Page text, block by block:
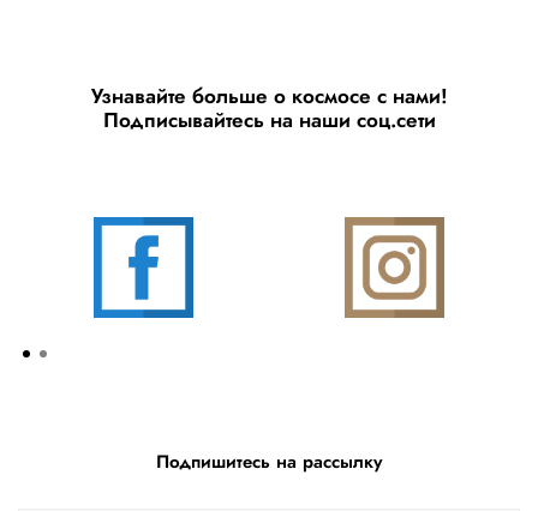
Узнавайте больше о космосе с нами!
Подписывайтесь на наши соц.сети
Подпишитесь на рассылку